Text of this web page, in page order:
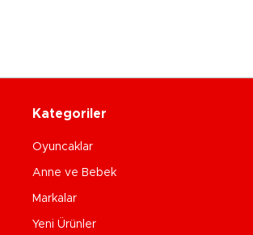
Kategoriler
Oyuncaklar
Anne ve Bebek
Markalar
Yeni Ürünler